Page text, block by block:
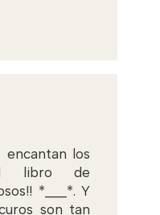
encantan los
libro de
*___*. Y
son tan